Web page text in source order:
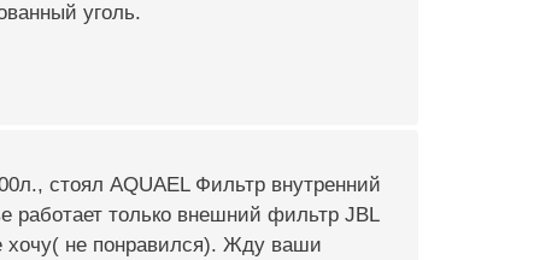
уголь.
стоял AQUAEL Фильтр внутренний
работает только внешний фильтр JBL
хочу( не понравился). Жду ваши